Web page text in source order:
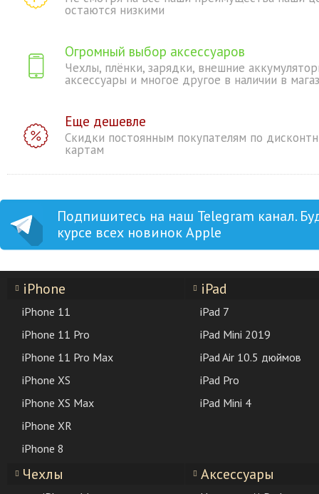
остаются низкими
Огромный выбор аксессуаров
Чехлы, плёнки, зарядки, внешние
аксессуары и многое другое в наличии в
Еще дешевле
Скидки постоянным покупателям по
картам
Подпишитесь на наш Telegram канал.
курсе всех новинок Apple
iPhone
iPhone 11
iPhone 11 Pro
iPhone 11 Pro Max
iPhone XS
iPhone XS Max
iPhone XR
iPhone 8
iPad
iPad 7
iPad Mini 2019
iPad Air 10.5 дюймов
iPad Pro
iPad Mini 4
Чехлы Аксессуары